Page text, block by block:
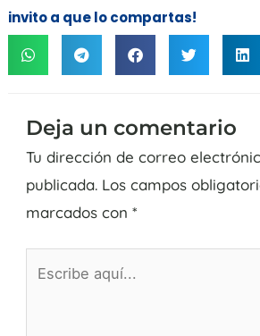
invito a que lo compartas!
Deja un comentario
Tu dirección de correo
publicada. Los campos
marcados con *